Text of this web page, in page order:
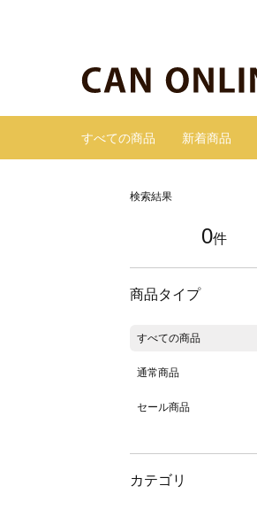
すべての商品 新着商品
検索結果
0件
商品タイプ
すべての商品
通常商品
セール商品
カテゴリ